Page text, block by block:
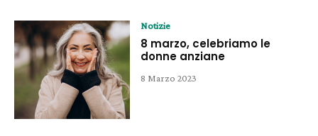
Notizie
8 marzo, celebriamo le
donne anziane
8 Marzo 2023